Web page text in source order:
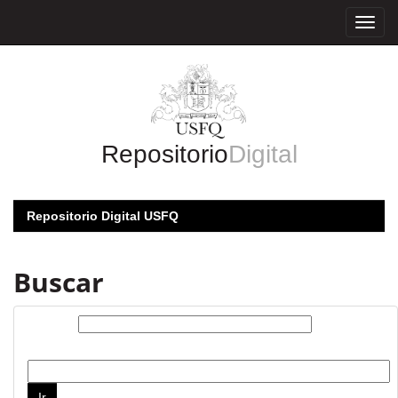
RepositorioDigital
Repositorio Digital USFQ
Buscar